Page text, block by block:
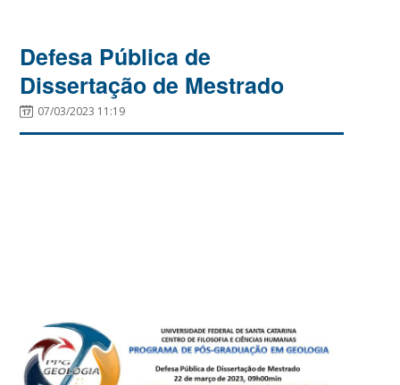
Defesa Pública de
Dissertação de Mestrado
07/03/2023 11:19